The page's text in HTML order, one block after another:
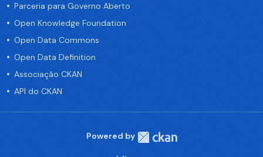
Parceria para Governo Aberto
Open Knowledge Foundation
Open Data Commons
Open Data Definition
Associação CKAN
API do CKAN
Powered by